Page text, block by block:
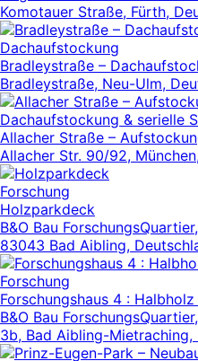
Komotauer Straße, Fürth,
Dachaufstockung
Bradleystraße –
Bradleystraße, Neu-Ulm,
Dachaufstockung & serielle
Allacher Straße –
Allacher Str. 90/92,
Forschung
Holzparkdeck
B&O Bau
83043 Bad Aibling,
Forschung
Forschungshaus 4 :
B&O Bau
3b, Bad Aibling-Mietraching,